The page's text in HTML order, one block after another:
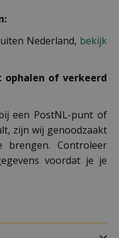
Nederland, bekijk
of verkeerd
een PostNL-punt of
zijn wij genoodzaakt
Controleer
voordat je je